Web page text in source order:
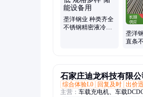
垄洋钢业 种类齐全
不锈钢精密液冷管
垄洋
直条
石家庄迪龙科技有限公
综合体验L0
回复及时 出价
主营： 车载充电机、车载